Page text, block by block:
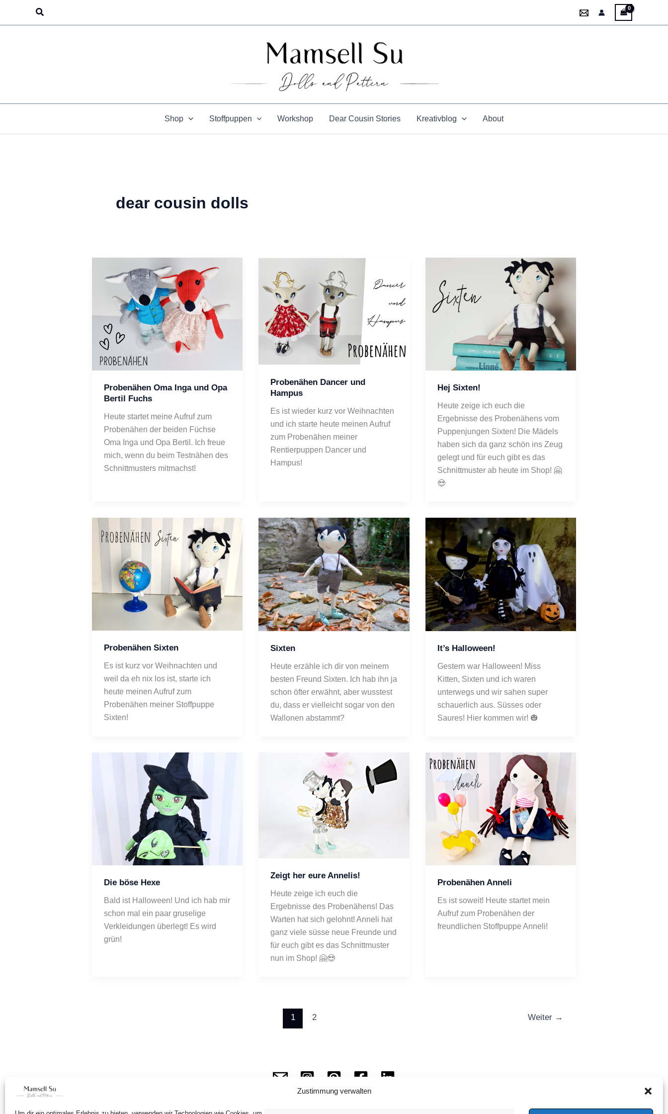
Zustimmung verwalten
Suchen
Shop Stoffpuppen Workshop Dear Cousin Stories Kreativblog About
dear cousin dolls
Probenähen Oma Inga und Opa
Bertil Fuchs
Heute startet meine Aufruf zum
Probenähen der beiden Füchse
Oma Inga und Opa Bertil. Ich freue
mich, wenn du beim Testnähen des
Schnittmusters mitmachst!
Probenähen Dancer und
Hampus
Es ist wieder kurz vor Weihnachten
und ich starte heute meinen Aufruf
zum Probenähen meiner
Rentierpuppen Dancer und
Hampus!
Hej Sixten!
Heute zeige ich euch die
Ergebnisse des Probenähens vom
Puppenjungen Sixten! Die Mädels
haben sich da ganz schön ins Zeug
gelegt und für euch gibt es das
Schnittmuster ab heute im Shop! 🤗
😍
Probenähen Sixten
Es ist kurz vor Weihnachten und
weil da eh nix los ist, starte ich
heute meinen Aufruf zum
Probenähen meiner Stoffpuppe
Sixten!
Sixten
Heute erzähle ich dir von meinem
besten Freund Sixten. Ich hab ihn ja
schon öfter erwähnt, aber wusstest
du, dass er vielleicht sogar von den
Wallonen abstammt?
It’s Halloween!
Gestern war Halloween! Miss
Kitten, Sixten und ich waren
unterwegs und wir sahen super
schauerlich aus. Süsses oder
Saures! Hier kommen wir! 🎃
Die böse Hexe
Bald ist Halloween! Und ich hab mir
schon mal ein paar gruselige
Verkleidungen überlegt! Es wird
grün!
Zeigt her eure Annelis!
Heute zeige ich euch die
Ergebnisse des Probenähens! Das
Warten hat sich gelohnt! Anneli hat
ganz viele süsse neue Freunde und
für euch gibt es das Schnittmuster
nun im Shop! 🤗😍
Probenähen Anneli
Es ist soweit! Heute startet mein
Aufruf zum Probenähen der
freundlichen Stoffpuppe Anneli!
1 2 Weiter →